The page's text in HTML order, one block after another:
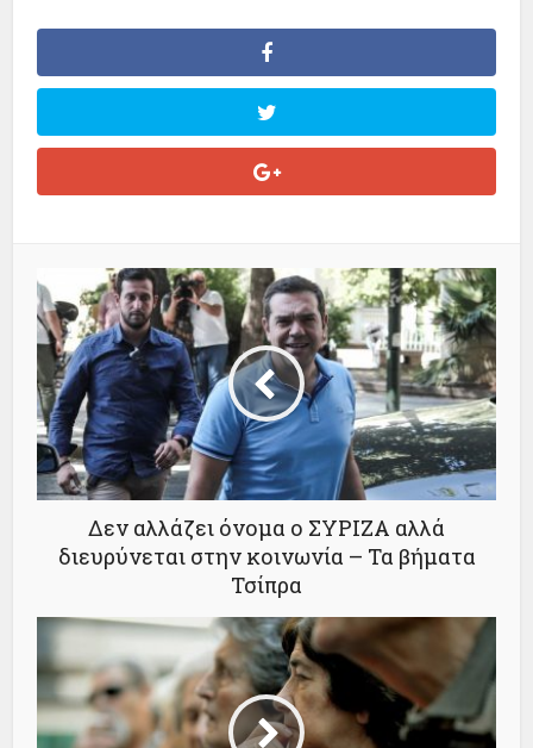
Δεν αλλάζει όνομα ο ΣΥΡΙΖΑ αλλά
διευρύνεται στην κοινωνία – Τα βήματα
Τσίπρα